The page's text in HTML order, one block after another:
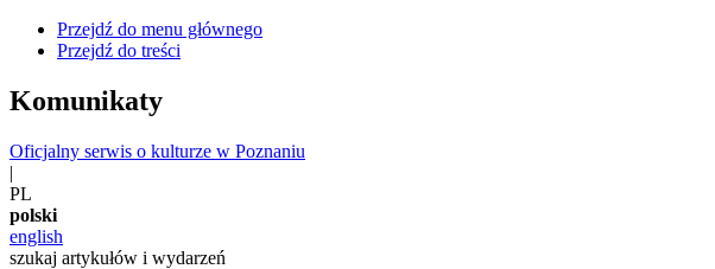
Przejdź do menu głównego
Przejdź do treści
Komunikaty
Oficjalny serwis o kulturze w Poznaniu
|
PL
polski
english
szukaj artykułów i wydarzeń